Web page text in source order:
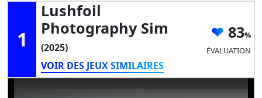
1
Lushfoil
Photography Sim
(2025)
VOIR DES JEUX SIMILAIRES
83
ÉVALUATION